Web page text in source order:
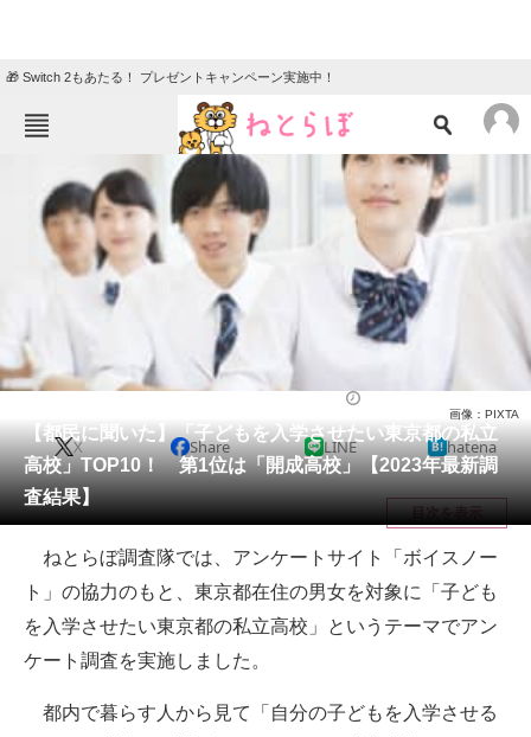
🎁 Switch 2もあたる！ プレゼントキャンペーン実施中！
エンタメ クイズ
住まい 教育・育児
動物 リサーチ
会員記事
メディア
注目記事を集めた総合ページ
ITの今と未来を見通す
スマホと通信の最新トレンド
好きが集まる 比べて選べる
【都民に聞いた】「子どもを入学させたい東京都の私立
高校」TOP10！ 第1位は「開成高校」【2023年最新調
査結果】
画像：PIXTA
X Share LINE hatena
目次を表示
ねとらぼ調査隊では、アンケートサイト「ボイスノー
ト」の協力のもと、東京都在住の男女を対象に「子ども
を入学させたい東京都の私立高校」というテーマでアン
ケート調査を実施しました。
都内で暮らす人から見て「自分の子どもを入学させる